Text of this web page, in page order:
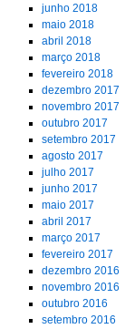
junho 2018
maio 2018
abril 2018
março 2018
fevereiro 2018
dezembro 2017
novembro 2017
outubro 2017
setembro 2017
agosto 2017
julho 2017
junho 2017
maio 2017
abril 2017
março 2017
fevereiro 2017
dezembro 2016
novembro 2016
outubro 2016
setembro 2016